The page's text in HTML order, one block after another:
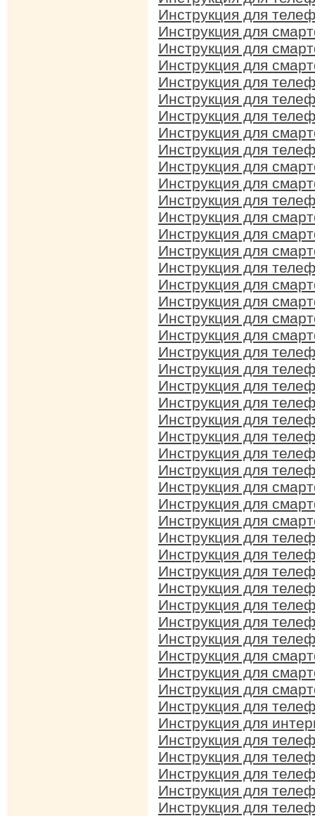
Инструкция для
Инструкция для
Инструкция для
Инструкция для
Инструкция для
Инструкция для
Инструкция для
Инструкция для
Инструкция для
Инструкция для
Инструкция для
Инструкция для
Инструкция для
Инструкция для
Инструкция для
Инструкция для
Инструкция для
Инструкция для
Инструкция для
Инструкция для
Инструкция для
Инструкция для
Инструкция для
Инструкция для
Инструкция для
Инструкция для
Инструкция для
Инструкция для
Инструкция для
Инструкция для
Инструкция для
Инструкция для
Инструкция для
Инструкция для
Инструкция для
Инструкция для
Инструкция для
Инструкция для
Инструкция для
Инструкция для
Инструкция для
Инструкция для
Инструкция для
Инструкция для
Инструкция для
Инструкция для
Инструкция для
Инструкция для